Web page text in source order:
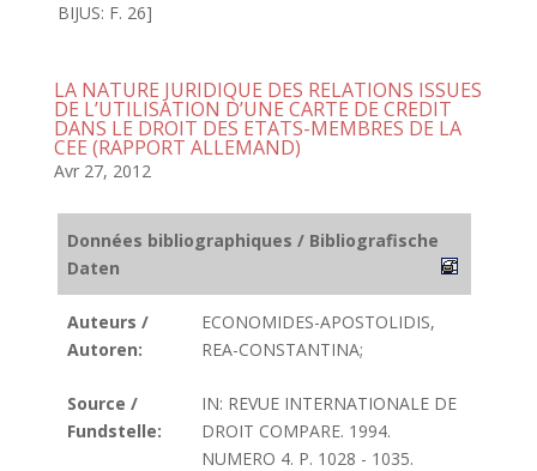
BIJUS: F. 26]
LA NATURE JURIDIQUE DES RELATIONS ISSUES
DE L’UTILISATION D’UNE CARTE DE CREDIT
DANS LE DROIT DES ETATS-MEMBRES DE LA
CEE (RAPPORT ALLEMAND)
Avr 27, 2012
Données bibliographiques / Bibliografische
Daten
Auteurs /
Autoren:
ECONOMIDES-APOSTOLIDIS,
REA-CONSTANTINA;
Source /
Fundstelle:
IN: REVUE INTERNATIONALE DE
DROIT COMPARE. 1994.
NUMERO 4. P. 1028 - 1035.